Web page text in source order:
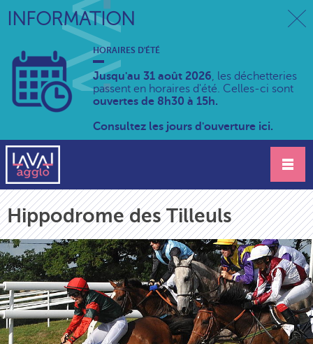
INFORMATION
HORAIRES D'ÉTÉ
Jusqu'au 31 août 2026, les déchetteries
passent en horaires d'été. Celles-ci sont
ouvertes de 8h30 à 15h.
Consultez les jours d'ouverture ici.
Hippodrome des Tilleuls